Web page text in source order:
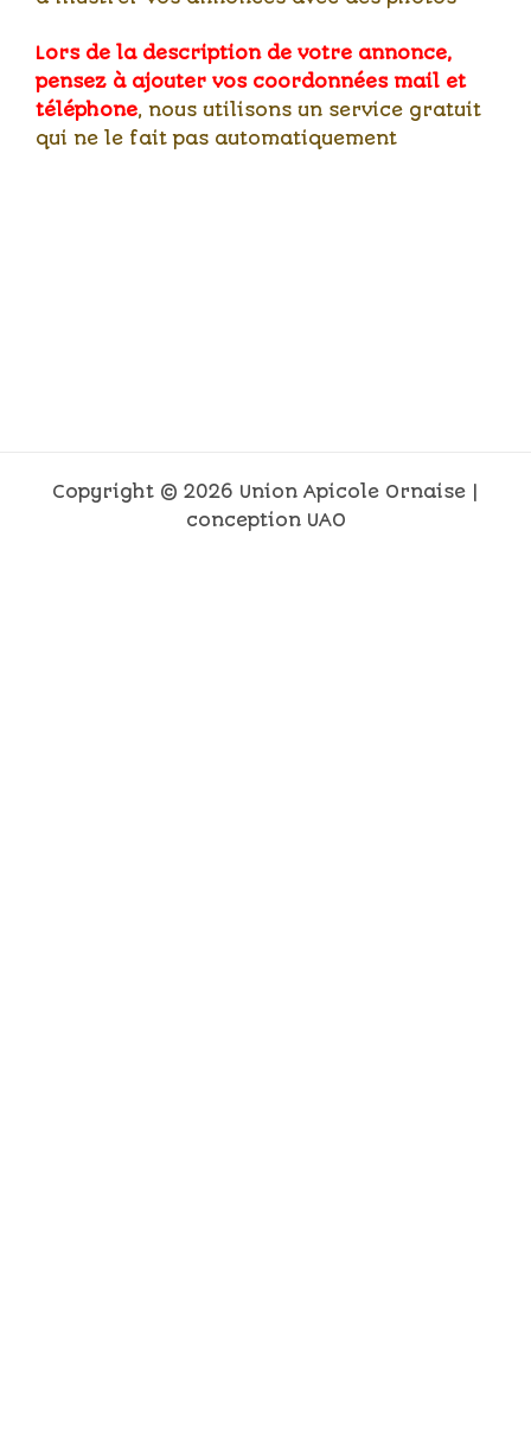
Lors de la description de votre annonce,
pensez à ajouter vos coordonnées mail et
téléphone, nous utilisons un service gratuit
qui ne le fait pas automatiquement
Copyright © 2026 Union Apicole Ornaise |
conception UAO